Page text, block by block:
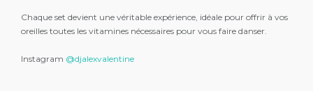
Chaque set devient une véritable expérience, idéale pour offrir à vos
oreilles toutes les vitamines nécessaires pour vous faire danser.
Instagram @djalexvalentine